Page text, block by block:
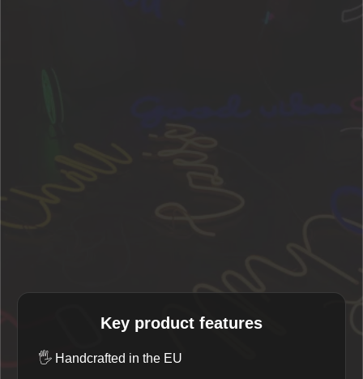
Key product features
🖐️ Handcrafted in the EU